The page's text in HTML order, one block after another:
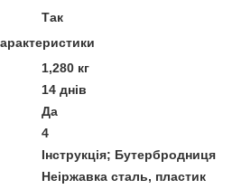
Так
1,280 кг
14 днів
Да
4
Інструкція; Бутербродниця
Неіржавка сталь, пластик